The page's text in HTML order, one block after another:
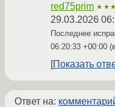
red75prim ★★★
29.03.2026
Последнее
06:20:33 +00:00
Показать
Ответ на: